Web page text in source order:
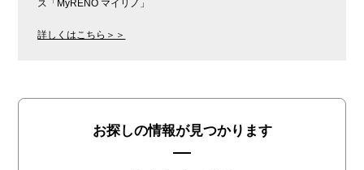
ス「MyRENO マイリノ」
詳しくはこちら＞＞
お探しの情報が見つかります